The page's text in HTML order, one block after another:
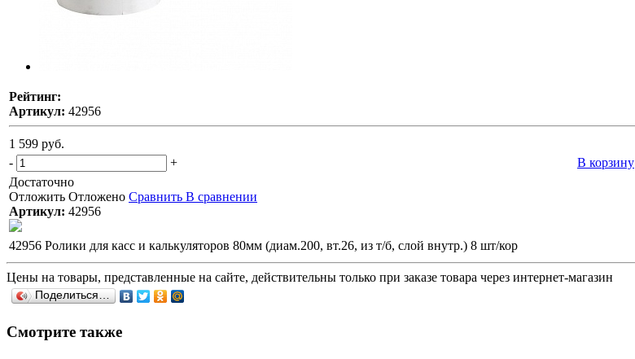
Рейтинг:
Артикул: 42956
1 599 руб.
-
+ В корзину
Достаточно
Отложить Отложено Сравнить В сравнении
Артикул: 42956
42956 Ролики для касс и калькуляторов 80мм (диам.200, вт.26, из т/б, слой внутр.) 8 шт/кор
Цены на товары, представленные на сайте, действительны только при заказе товара через интернет-магазин
Поделиться…
Смотрите также